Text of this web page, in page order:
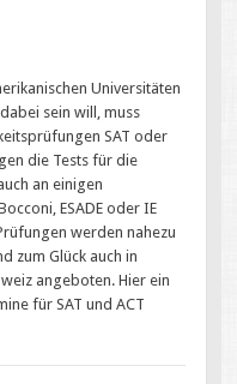
Universitäten
sein will, muss
SAT oder
die Tests für die
an einigen
ESADE oder IE
werden nahezu
zum Glück auch in
angeboten. Hier ein
für SAT und ACT